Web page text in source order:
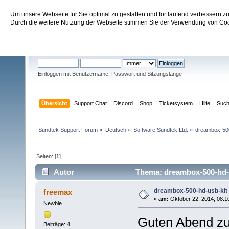
Um unsere Webseite für Sie optimal zu gestalten und fortlaufend verbessern
Durch die weitere Nutzung der Webseite stimmen Sie der Verwendung von
Sundtek Support Forum
Einloggen mit Benutzername, Passwort und Sitzungslänge
Übersicht Support Chat Discord Shop Ticketsystem Hilfe
Sundtek Support Forum » Deutsch» Software Sundtek Ltd. » dreambox-
Seiten: [1]
Autor Thema: dreambox-500-
freemax
Newbie
Beiträge: 4
dreambox-500-hd-usb-kit
« am: Oktober 22, 2014,
Guten Abend